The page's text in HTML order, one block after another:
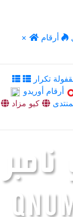
×
أرقام
تكرار
أرقام أوريدو
كيو مزاد